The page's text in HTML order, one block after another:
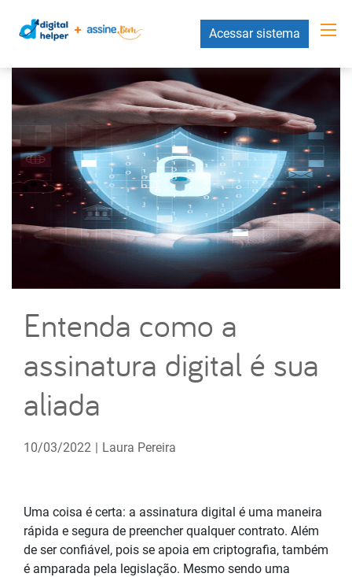
Acessar sistema
Entenda como a
assinatura digital é sua
aliada
10/03/2022 | Laura Pereira
Uma coisa é certa: a assinatura digital é uma maneira
rápida e segura de preencher qualquer contrato. Além
de ser confiável, pois se apoia em criptografia, também
é amparada pela legislação. Mesmo sendo uma